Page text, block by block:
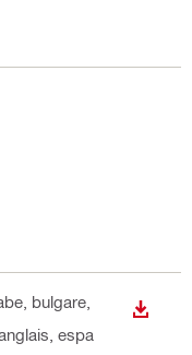
bulgare,
espa